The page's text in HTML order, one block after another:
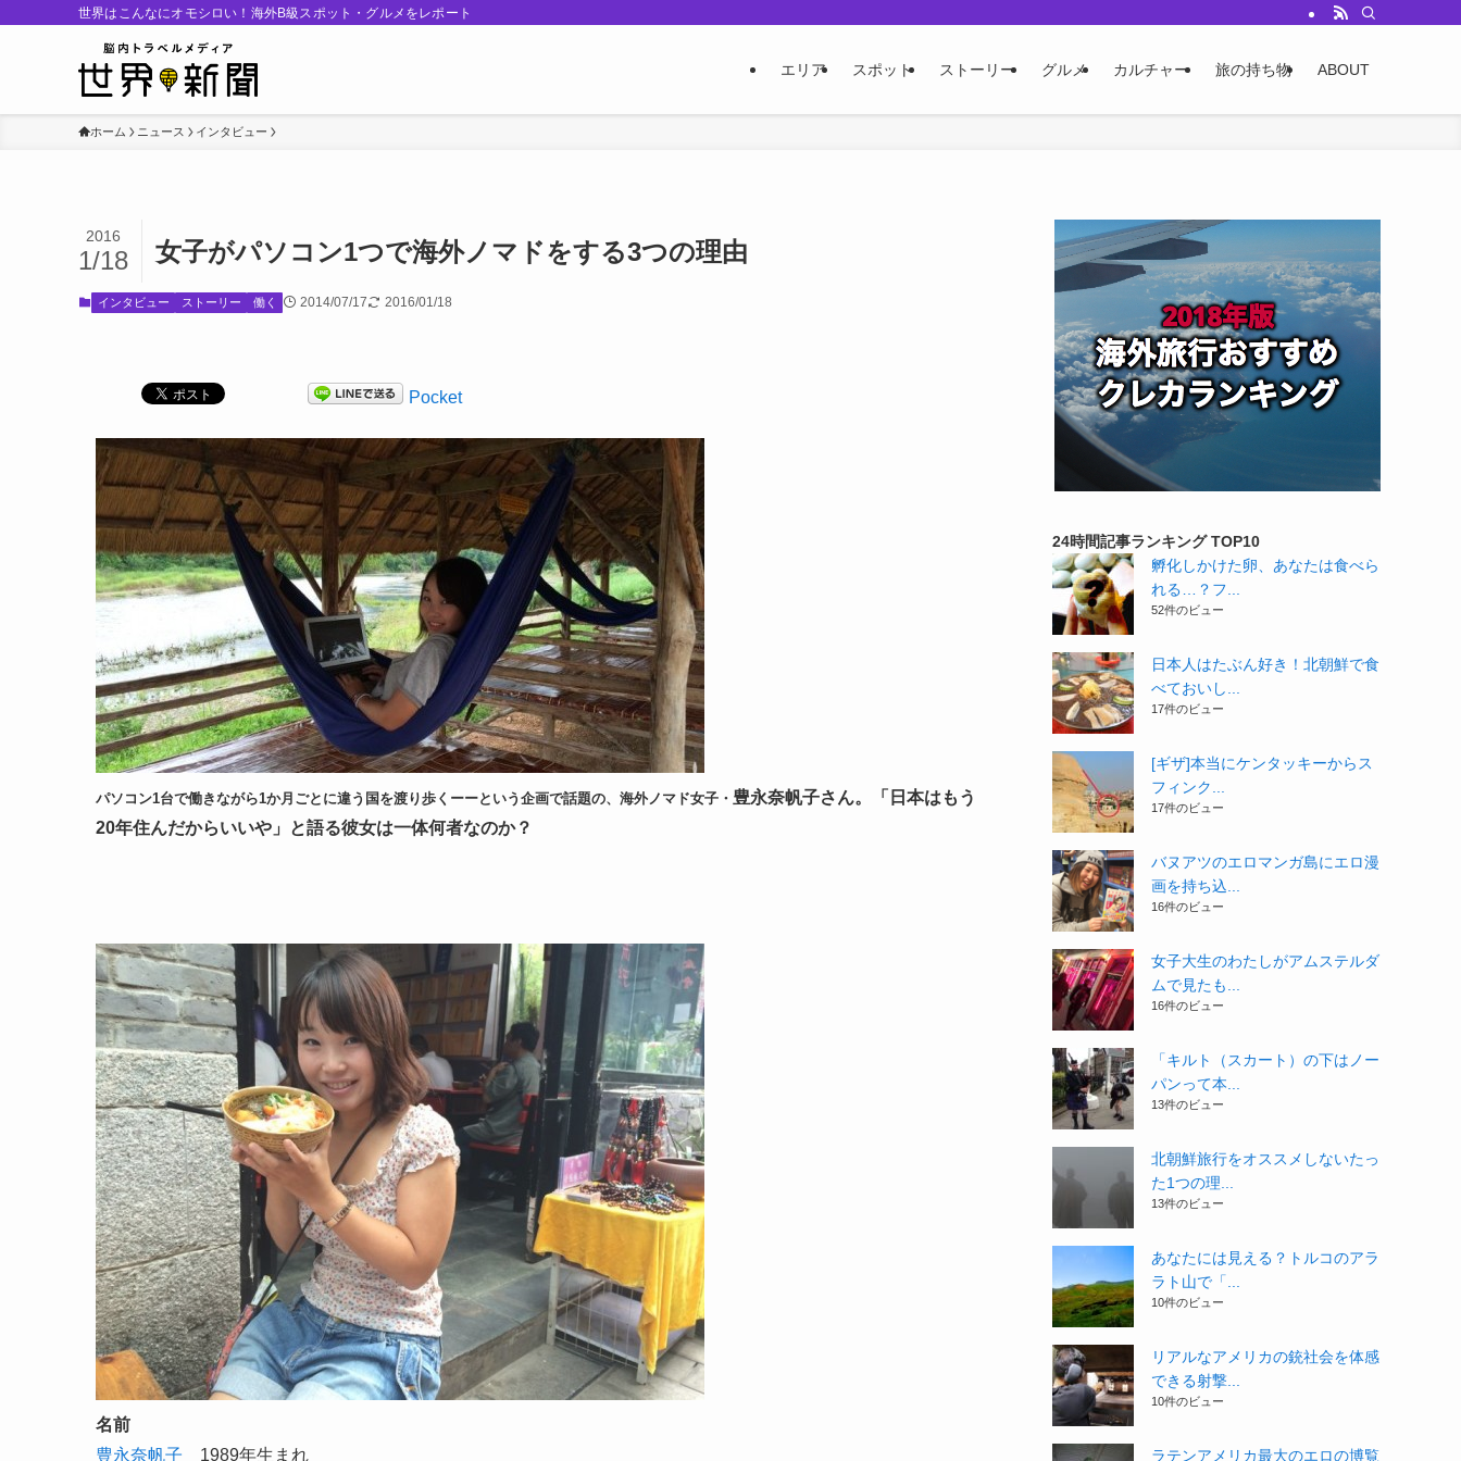
世界はこんなにオモシロい！海外B級スポット・グルメをレポート
エリア スポット ストーリー グルメ カルチャー 旅の持ち物 ABOUT
ホーム ニュース インタビュー
女子がパソコン1つで海外ノマドをする3つの理由
2016
1/18
インタビュー ストーリー 働く 2014/07/17 2016/01/18
Pocket
パソコン1台で働きながら1か月ごとに違う国を渡り歩くーーという企画で話題の、海外ノマド女子・ 豊永奈帆子さん。「日本はもう
20年住んだからいいや」と語る彼女は一体何者なのか？
名前
豊永奈帆子 1989年生まれ
24時間記事ランキング TOP10
孵化しかけた卵、あなたは食べら
れる…？フ...
52件のビュー
日本人はたぶん好き！北朝鮮で食
べておいし...
17件のビュー
[ギザ]本当にケンタッキーからス
フィンク...
17件のビュー
バヌアツのエロマンガ島にエロ漫
画を持ち込...
16件のビュー
女子大生のわたしがアムステルダ
ムで見たも...
16件のビュー
「キルト（スカート）の下はノー
パンって本...
13件のビュー
北朝鮮旅行をオススメしないたっ
た1つの理...
13件のビュー
あなたには見える？トルコのアラ
ラト山で「...
10件のビュー
リアルなアメリカの銃社会を体感
できる射撃...
10件のビュー
ラテンアメリカ最大のエロの博覧